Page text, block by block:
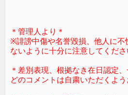
＊管理人より＊
※誹謗中傷や名誉毀損、他人に不
ないように十分に注意してくださ
＊差別表現、根拠なき在日認定
どのコメントは自粛いただくよ